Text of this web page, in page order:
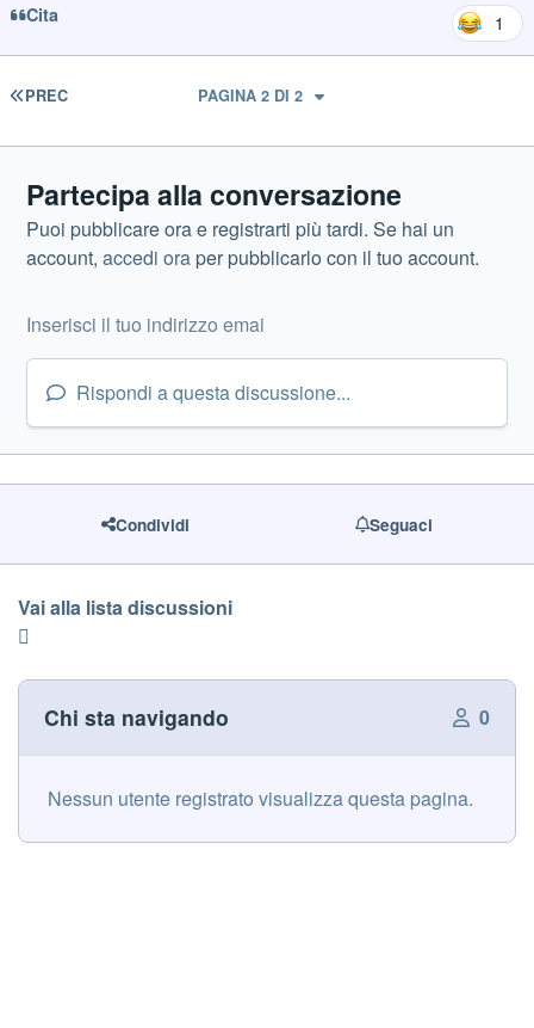
Cita 1
PRIMA PAGINA
PREC PAGINA 2 DI 2
Partecipa alla conversazione
Puoi pubblicare ora e registrarti più tardi. Se hai un
account,accedi oraper pubblicarlo con il tuo account.
Rispondi a questa discussione...
Condividi Seguaci
Vai alla lista discussioni
Chi sta navigando 0
Nessun utente registrato visualizza questa pagina.